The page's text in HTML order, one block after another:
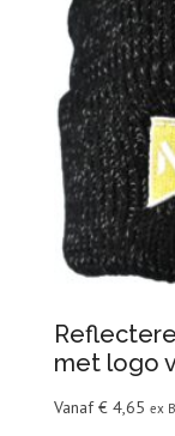
met logo
Vanaf€ 4,65 ex